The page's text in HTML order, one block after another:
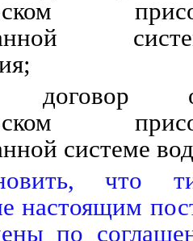
договор
системе
что
настоящим
по